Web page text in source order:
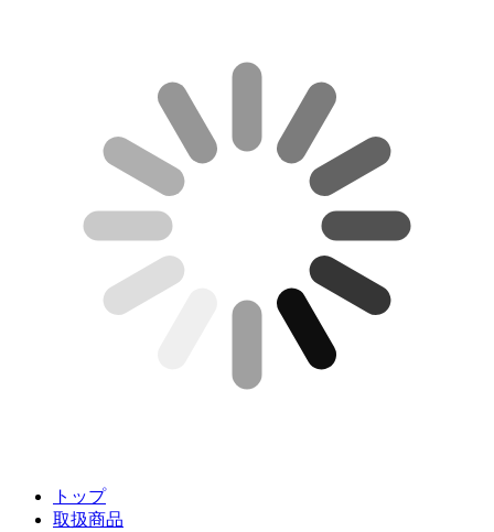
トップ
取扱商品